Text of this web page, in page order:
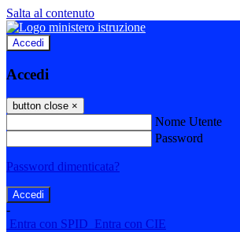
Salta al contenuto
Accedi
Accedi
button close ×
Nome Utente
Password
Password dimenticata?
-
Entra con SPID Entra con CIE